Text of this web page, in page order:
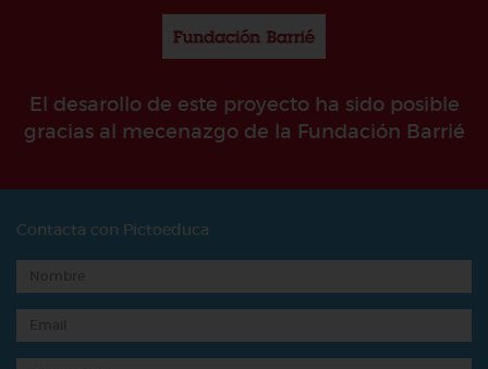
El desarollo de este proyecto ha sido posible
gracias al mecenazgo de la Fundación Barrié
Contacta con Pictoeduca